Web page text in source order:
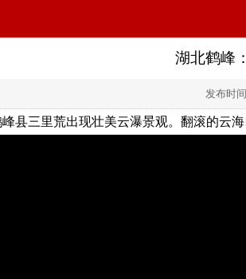
湖北鹤峰
发布时
县三里荒出现壮美云瀑景观。翻滚的云